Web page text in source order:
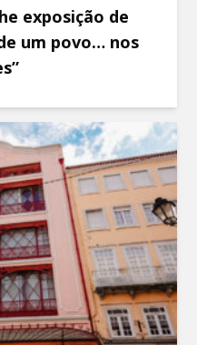
exposição de
um povo… nos